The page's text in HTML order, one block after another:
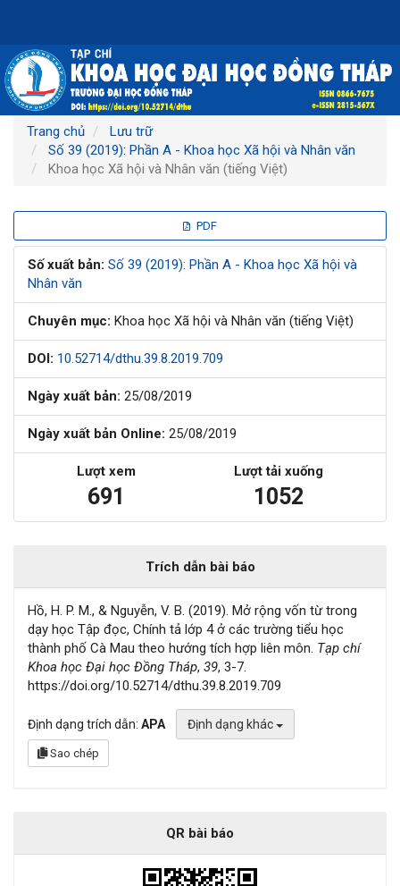
chính
Nội
dung
chính
Thanh
bên
Trang chủ
Lưu trữ
Số 39 (2019): Phần A - Khoa học Xã hội và Nhân văn
Khoa học Xã hội và Nhân văn (tiếng Việt)
bên
bài
viết
PDF
Số xuất bản: Số 39 (2019): Phần A - Khoa học Xã hội và
Nhân văn
Chuyên mục: Khoa học Xã hội và Nhân văn (tiếng Việt)
DOI: 10.52714/dthu.39.8.2019.709
Ngày xuất bản: 25/08/2019
Ngày xuất bản Online: 25/08/2019
Lượt xem
691
Lượt tải xuống
1052
Trích dẫn bài báo
Hồ, H. P. M., & Nguyễn, V. B. (2019). Mở rộng vốn từ trong
dạy học Tập đọc, Chính tả lớp 4 ở các trường tiểu học
thành phố Cà Mau theo hướng tích hợp liên môn. Tạp chí
Khoa học Đại học Đồng Tháp, 39, 3-7.
https://doi.org/10.52714/dthu.39.8.2019.709
Định dạng trích dẫn: APA Định dạng khác
Sao chép
QR bài báo